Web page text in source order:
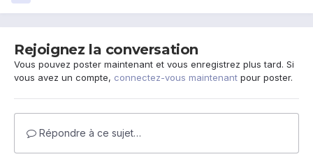
Rejoignez la conversation
Vous pouvez poster maintenant et vous enregistrez plus tard. Si
vous avez un compte, connectez-vous maintenant pour poster.
Répondre à ce sujet…